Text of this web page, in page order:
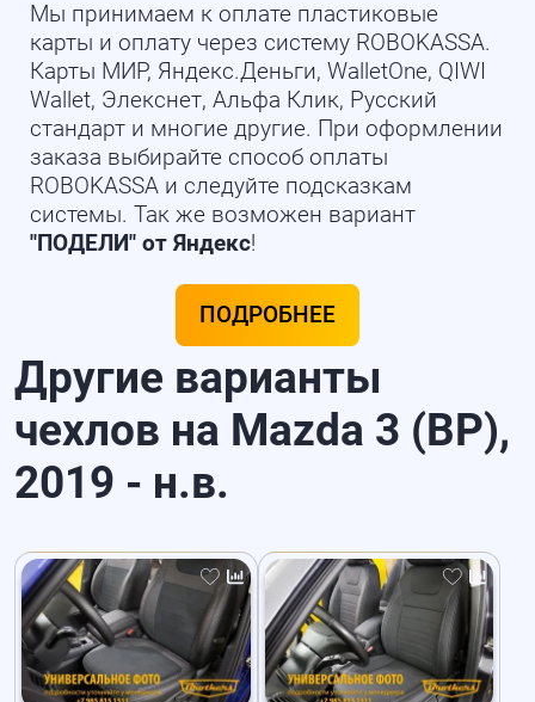
Мы принимаем к оплате пластиковые
карты и оплату через систему ROBOKASSA.
Карты МИР, Яндекс.Деньги, WalletOne, QIWI
Wallet, Элекснет, Альфа Клик, Русский
стандарт и многие другие. При оформлении
заказа выбирайте способ оплаты
ROBOKASSA и следуйте подсказкам
системы. Так же возможен вариант
"ПОДЕЛИ" от Яндекс!
ПОДРОБНЕЕ
Другие варианты
чехлов на Mazda 3 (BP),
2019 - н.в.